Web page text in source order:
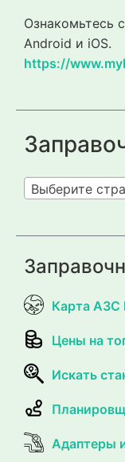
Ознакомьтесь
Android и iOS.
https://
Выберите
Карта АЗС
Цены на
Искать
Адаптеры